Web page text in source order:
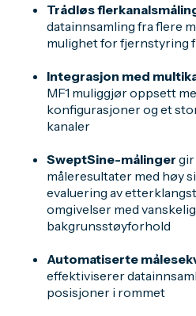
Trådløs
datainnsamling fra flere
mulighet for fjernstyring
Integrasjon med
MF1 muliggjør oppsett
konfigurasjoner og et
kanaler
SweptSine-målinger
måleresultater med høy
evaluering av
omgivelser med
bakgrunsstøyforhold
Automatiserte
effektiviserer
posisjoner i rommet